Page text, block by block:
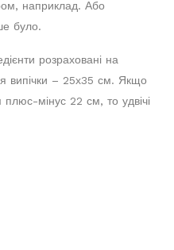
наприклад. Або
було.
розраховані на
випічки – 25х35 см. Якщо
мінус 22 см, то удвічі